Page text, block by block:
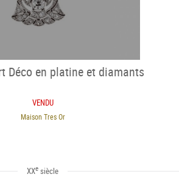
Déco en platine et diamants
VENDU
Maison Tres Or
XXe siècle